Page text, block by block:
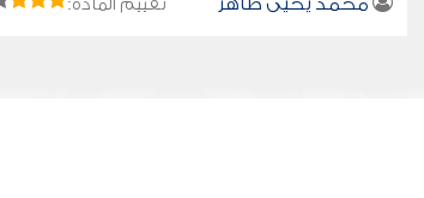
محمد يحيى طاهر تقييم المادة: